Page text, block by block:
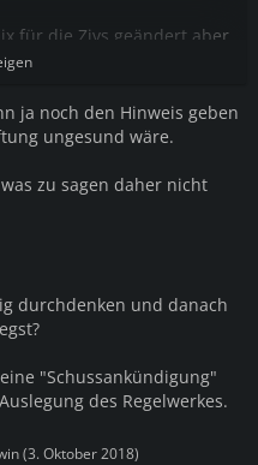
für die Zivs geändert aber
ja noch den Hinweis geben
ungesund wäre.
zu sagen daher nicht
durchdenken und danach
"Schussankündigung"
des Regelwerkes.
(3. Oktober 2018)